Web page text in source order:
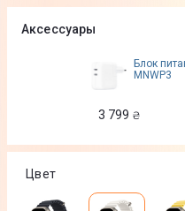
Аксессуары
Блок
MNWP3
3 799 ₴
Цвет